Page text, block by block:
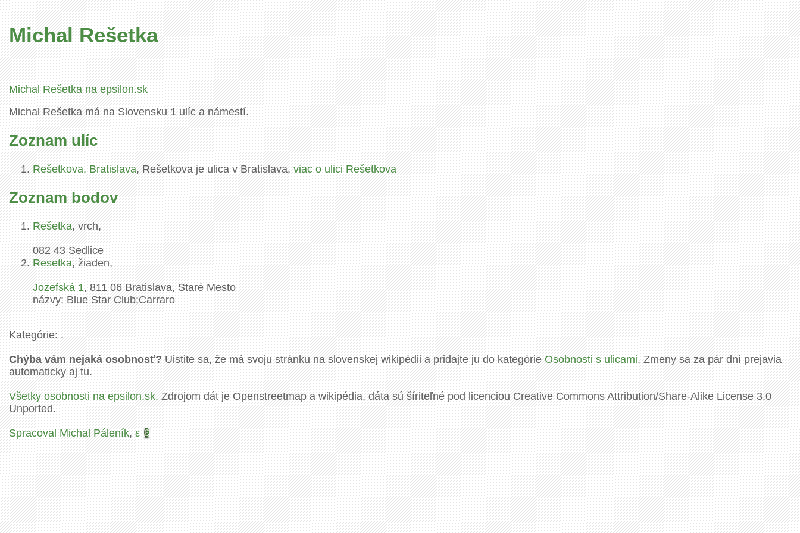
Michal Rešetka
Michal Rešetka na epsilon.sk
Michal Rešetka má na Slovensku 1 ulíc a námestí.
Zoznam ulíc
Rešetkova, Bratislava, Rešetkova je ulica v Bratislava,viac o ulici Rešetkova
Zoznam bodov
Rešetka, vrch,
082 43 Sedlice
Resetka, žiaden,
Jozefská1,811 06 Bratislava, Staré Mesto
názvy: Blue Star Club;Carraro
Kategórie: .
Chýba vám nejaká osobnosť?Uistite sa, že má svoju stránku na slovenskej wikipédii a pridajte ju do kategórieOsobnosti s ulicami. Zmeny sa za pár dní prejavia
automaticky aj tu.
Všetky osobnosti na epsilon.sk.Zdrojom dát je Openstreetmap a wikipédia, dáta sú šíriteľné pod licenciou Creative Commons Attribution/Share-Alike License 3.0
Unported.
Spracoval Michal Páleník,ε